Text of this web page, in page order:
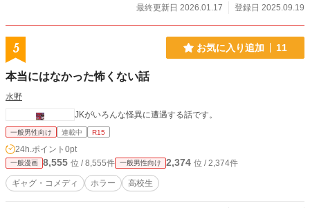
最終更新日 2026.01.17 登録日 2025.09.19
5 お気に入り追加 11
本当にはなかった怖くない話
水野
JKがいろんな怪異に遭遇する話です。
一般男性向け 連載中 R15
24h.ポイント 0pt
一般漫画 8,555 位 / 8,555件 一般男性向け 2,374 位 / 2,374件
ギャグ・コメディ ホラー 高校生